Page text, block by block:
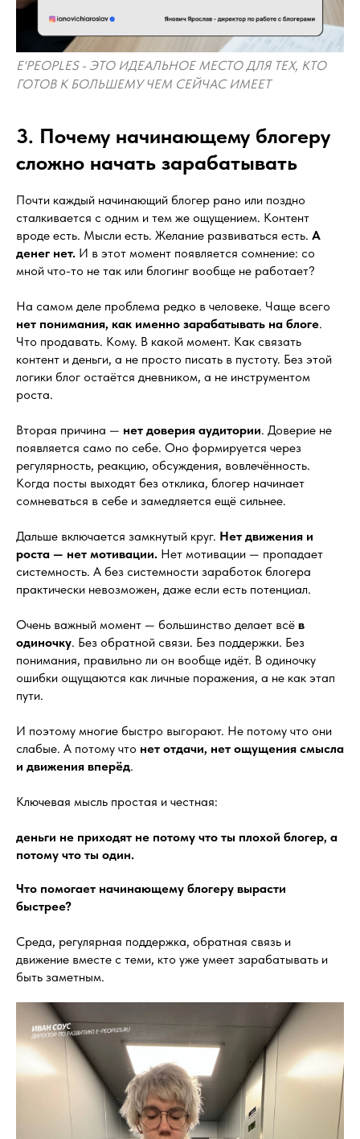
E'PEOPLES - ЭТО ИДЕАЛЬНОЕ МЕСТО ДЛЯ ТЕХ, КТО
ГОТОВ К БОЛЬШЕМУ ЧЕМ СЕЙЧАС ИМЕЕТ
3. Почему начинающему блогеру
сложно начать зарабатывать
Почти каждый начинающий блогер рано или поздно
сталкивается с одним и тем же ощущением. Контент
вроде есть. Мысли есть. Желание развиваться есть. А
денег нет. И в этот момент появляется сомнение: со
мной что-то не так или блогинг вообще не работает?
На самом деле проблема редко в человеке. Чаще всего
нет понимания, как именно зарабатывать на блоге.
Что продавать. Кому. В какой момент. Как связать
контент и деньги, а не просто писать в пустоту. Без этой
логики блог остаётся дневником, а не инструментом
роста.
Вторая причина — нет доверия аудитории. Доверие не
появляется само по себе. Оно формируется через
регулярность, реакцию, обсуждения, вовлечённость.
Когда посты выходят без отклика, блогер начинает
сомневаться в себе и замедляется ещё сильнее.
Дальше включается замкнутый круг. Нет движения и
роста — нет мотивации. Нет мотивации — пропадает
системность. А без системности заработок блогера
практически невозможен, даже если есть потенциал.
Очень важный момент — большинство делает всё в
одиночку. Без обратной связи. Без поддержки. Без
понимания, правильно ли он вообще идёт. В одиночку
ошибки ощущаются как личные поражения, а не как этап
пути.
И поэтому многие быстро выгорают. Не потому что они
слабые. А потому что нет отдачи, нет ощущения смысла
и движения вперёд.
Ключевая мысль простая и честная:
деньги не приходят не потому что ты плохой блогер, а
потому что ты один.
Что помогает начинающему блогеру вырасти
быстрее?
Среда, регулярная поддержка, обратная связь и
движение вместе с теми, кто уже умеет зарабатывать и
быть заметным.